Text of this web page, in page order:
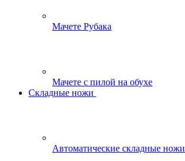
Мачете Рубака
Мачете с пилой на обухе
Складные ножи
Автоматические складные ножи